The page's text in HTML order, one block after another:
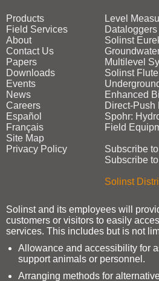
Products
Field Services
About
Contact Us
Papers
Downloads
Events
News
Careers
Español
Français
Site Map
Privacy Policy
Level
Solinst
Multilevel
Solinst
Enhanced
Spohr:
Field
Subscribe
Subscribe
Solinst
Solinst and its employees will
customers or visitors to easily
services. This includes but is not
Allowance and accessibility for
support animals or personnel.
Arranging methods for